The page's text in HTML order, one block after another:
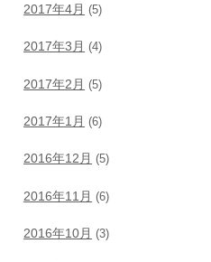
2017年4月 (5)
2017年3月 (4)
2017年2月 (5)
2017年1月 (6)
2016年12月 (5)
2016年11月 (6)
2016年10月 (3)